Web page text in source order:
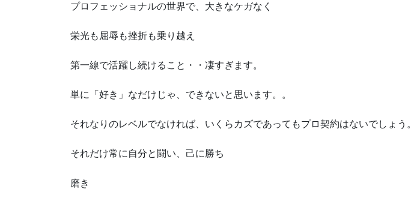
プロフェッショナルの世界で、大きなケガなく
栄光も屈辱も挫折も乗り越え
第一線で活躍し続けること・・凄すぎます。
単に「好き」なだけじゃ、できないと思います。。
それなりのレベルでなければ、いくらカズであってもプロ契約はないでしょう。
それだけ常に自分と闘い、己に勝ち
磨き